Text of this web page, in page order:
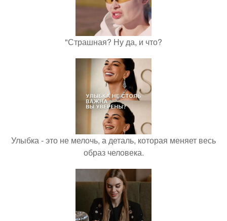
"Страшная? Ну да, и что?
Улыбка - это не мелочь, а деталь, которая меняет весь
образ человека.